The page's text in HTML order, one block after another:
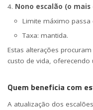
Nono escalão (o mais
Limite máximo passa
Taxa: mantida.
Estas alterações
custo de vida,
Quem beneficia com
A atualização dos